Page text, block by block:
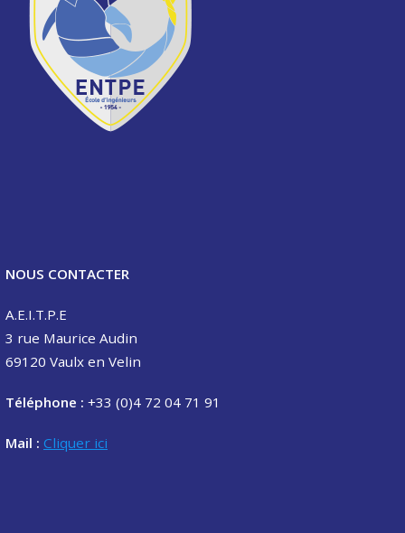
NOUS CONTACTER
A.E.I.T.P.E
3 rue Maurice Audin
69120 Vaulx en Velin
Téléphone : +33 (0)4 72 04 71 91
Mail : Cliquer ici